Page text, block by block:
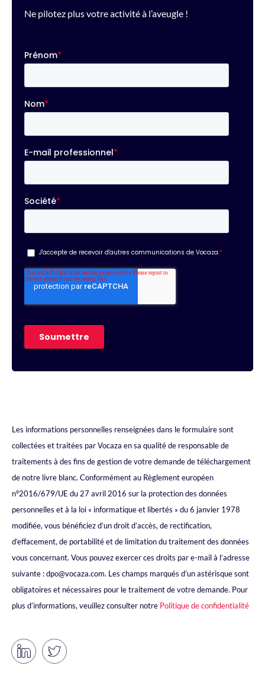
Ne pilotez plus votre activité à l’aveugle !
Les informations personnelles renseignées dans le formulaire sont
collectées et traitées par Vocaza en sa qualité de responsable de
traitements à des fins de gestion de votre demande de téléchargement
de notre livre blanc. Conformément au Règlement européen
n°2016/679/UE du 27 avril 2016 sur la protection des données
personnelles et à la loi « informatique et libertés » du 6 janvier 1978
modifiée, vous bénéficiez d’un droit d’accès, de rectification,
d’effacement, de portabilité et de limitation du traitement des données
vous concernant. Vous pouvez exercer ces droits par e-mail à l’adresse
suivante : dpo@vocaza.com. Les champs marqués d’un astérisque sont
obligatoires et nécessaires pour le traitement de votre demande. Pour
plus d’informations, veuillez consulter notre Politique de confidentialité